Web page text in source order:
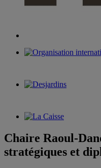
Chaire Raoul-
stratégiques et